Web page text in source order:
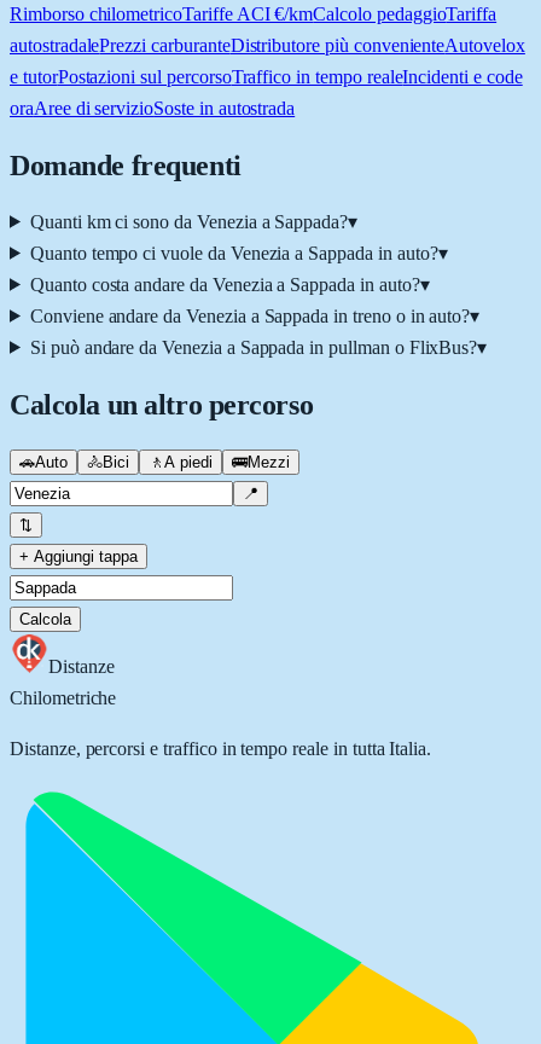
Rimborso chilometricoTariffe ACI €/kmCalcolo pedaggioTariffa
autostradalePrezzi carburanteDistributore più convenienteAutovelox
e tutorPostazioni sul percorsoTraffico in tempo realeIncidenti e code
oraAree di servizioSoste in autostrada
Domande frequenti
Quanti km ci sono da Venezia a Sappada?▾
Quanto tempo ci vuole da Venezia a Sappada in auto?▾
Quanto costa andare da Venezia a Sappada in auto?▾
Conviene andare da Venezia a Sappada in treno o in auto?▾
Si può andare da Venezia a Sappada in pullman o FlixBus?▾
Calcola un altro percorso
🚗Auto 🚴Bici 🚶 A piedi 🚌Mezzi
📍
⇅
+ Aggiungi tappa
Calcola
Distanze
Chilometriche
Distanze, percorsi e traffico in tempo reale in tutta Italia.